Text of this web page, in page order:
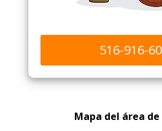
516-916-
Mapa del área